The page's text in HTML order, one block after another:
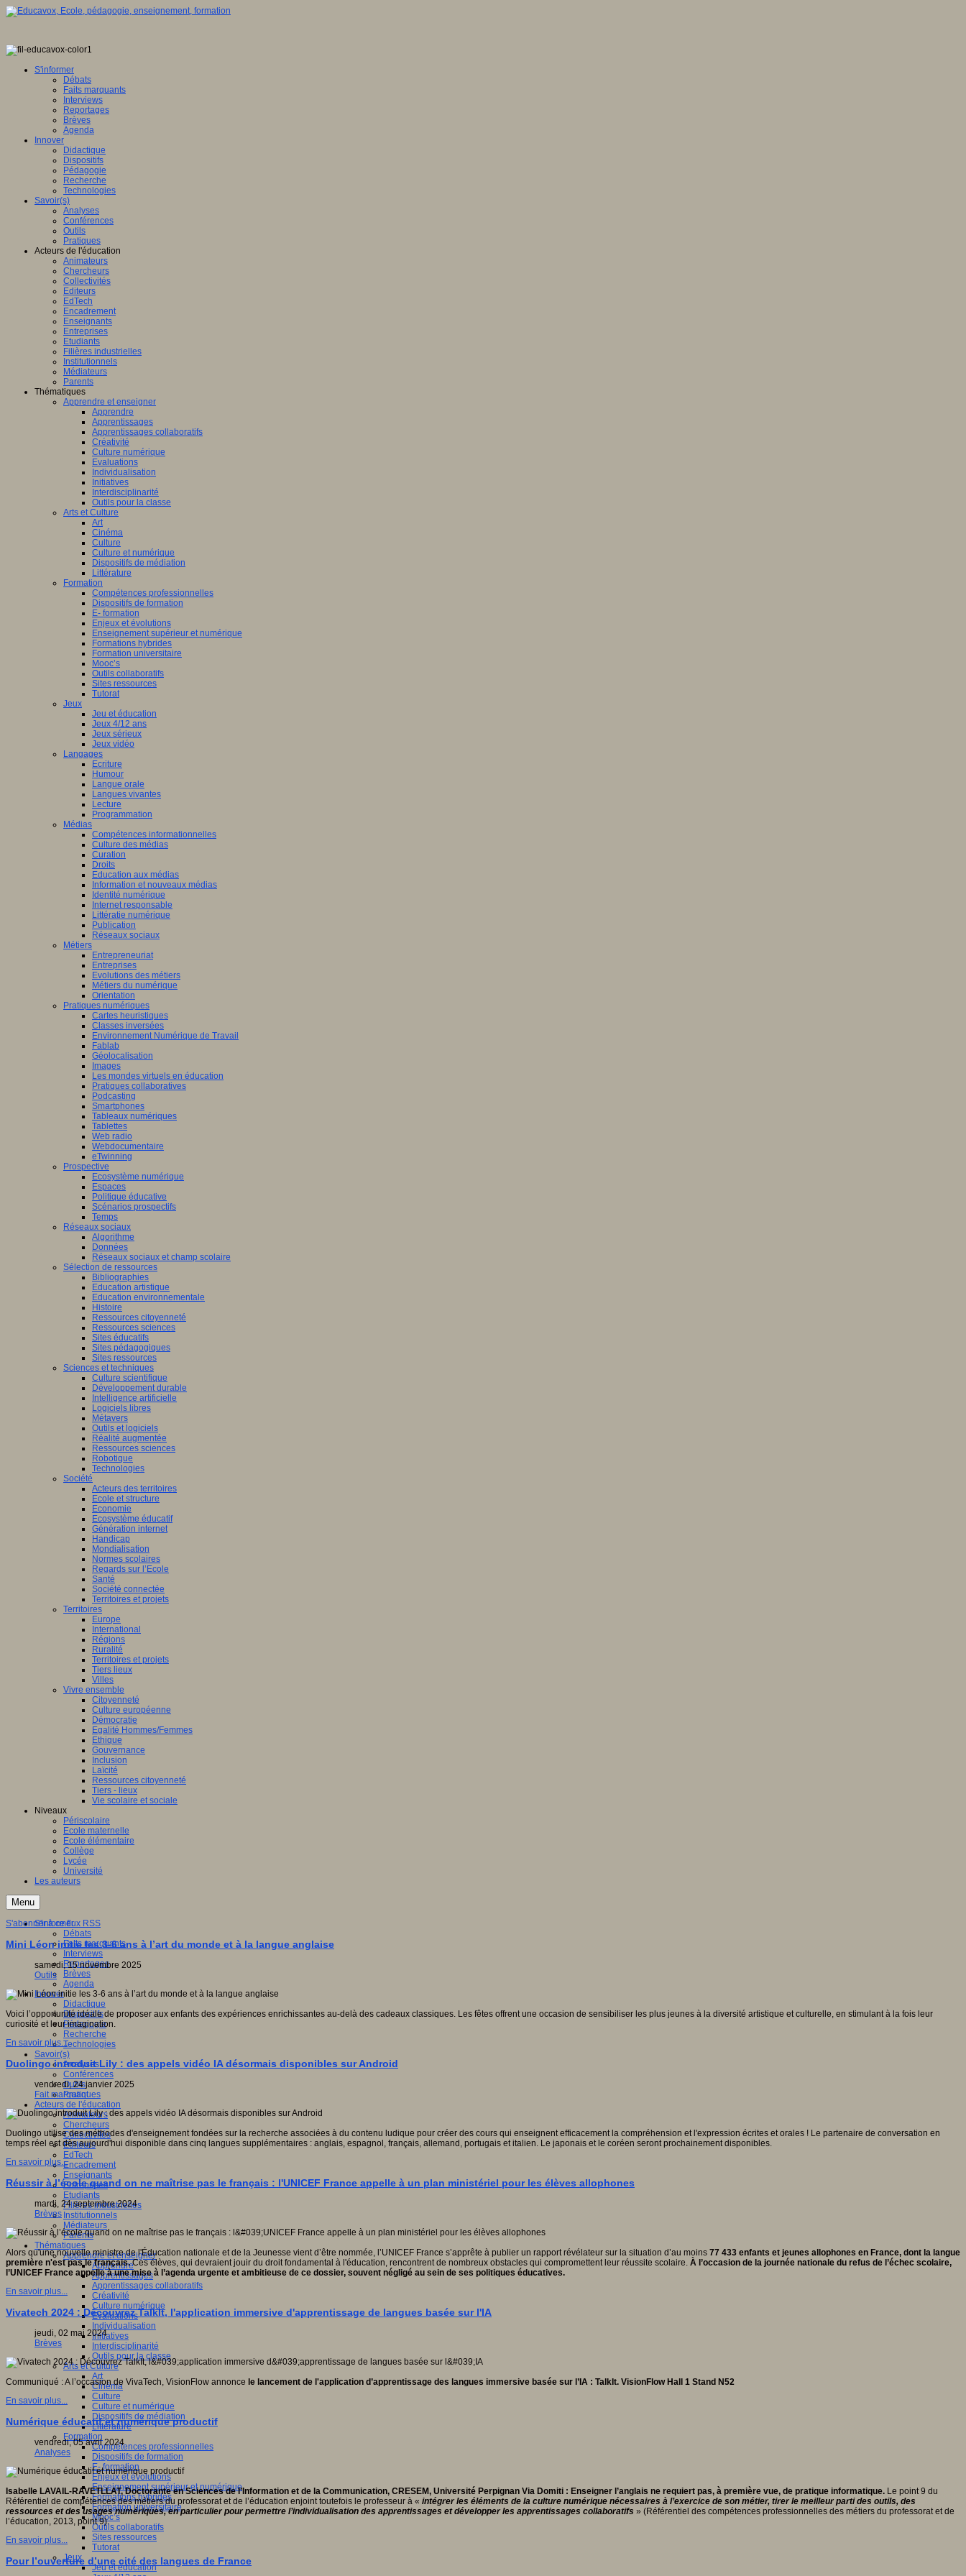
S'informer
Débats
Faits marquants
Interviews
Reportages
Brèves
Agenda
Innover
Didactique
Dispositifs
Pédagogie
Recherche
Technologies
Savoir(s)
Analyses
Conférences
Outils
Pratiques
Acteurs de l'éducation
Animateurs
Chercheurs
Collectivités
Editeurs
EdTech
Encadrement
Enseignants
Entreprises
Etudiants
Filières industrielles
Institutionnels
Médiateurs
Parents
Thématiques
Apprendre et enseigner
Apprendre
Apprentissages
Apprentissages collaboratifs
Créativité
Culture numérique
Evaluations
Individualisation
Initiatives
Interdisciplinarité
Outils pour la classe
Arts et Culture
Art
Cinéma
Culture
Culture et numérique
Dispositifs de médiation
Littérature
Formation
Compétences professionnelles
Dispositifs de formation
E- formation
Enjeux et évolutions
Enseignement supérieur et numérique
Formations hybrides
Formation universitaire
Mooc’s
Outils collaboratifs
Sites ressources
Tutorat
Jeux
Jeu et éducation
Jeux 4/12 ans
Jeux sérieux
Jeux vidéo
Langages
Ecriture
Humour
Langue orale
Langues vivantes
Lecture
Programmation
Médias
Compétences informationnelles
Culture des médias
Curation
Droits
Education aux médias
Information et nouveaux médias
Identité numérique
Internet responsable
Littératie numérique
Publication
Réseaux sociaux
Métiers
Entrepreneuriat
Entreprises
Evolutions des métiers
Métiers du numérique
Orientation
Pratiques numériques
Cartes heuristiques
Classes inversées
Environnement Numérique de Travail
Fablab
Géolocalisation
Images
Les mondes virtuels en éducation
Pratiques collaboratives
Podcasting
Smartphones
Tableaux numériques
Tablettes
Web radio
Webdocumentaire
eTwinning
Prospective
Ecosystème numérique
Espaces
Politique éducative
Scénarios prospectifs
Temps
Réseaux sociaux
Algorithme
Données
Réseaux sociaux et champ scolaire
Sélection de ressources
Bibliographies
Education artistique
Education environnementale
Histoire
Ressources citoyenneté
Ressources sciences
Sites éducatifs
Sites pédagogiques
Sites ressources
Sciences et techniques
Culture scientifique
Développement durable
Intelligence artificielle
Logiciels libres
Métavers
Outils et logiciels
Réalité augmentée
Ressources sciences
Robotique
Technologies
Société
Acteurs des territoires
Ecole et structure
Economie
Ecosystème éducatif
Génération internet
Handicap
Mondialisation
Normes scolaires
Regards sur l’Ecole
Santé
Société connectée
Territoires et projets
Territoires
Europe
International
Régions
Ruralité
Territoires et projets
Tiers lieux
Villes
Vivre ensemble
Citoyenneté
Culture européenne
Démocratie
Egalité Hommes/Femmes
Ethique
Gouvernance
Inclusion
Laïcité
Ressources citoyenneté
Tiers - lieux
Vie scolaire et sociale
Niveaux
Périscolaire
Ecole maternelle
Ecole élémentaire
Collège
Lycée
Université
Les auteurs
Menu
S'informer
Débats
Faits marquants
Interviews
Reportages
Brèves
Agenda
Innover
Didactique
Dispositifs
Pédagogie
Recherche
Technologies
Savoir(s)
Analyses
Conférences
Outils
Pratiques
Acteurs de l'éducation
Animateurs
Chercheurs
Collectivités
Editeurs
EdTech
Encadrement
Enseignants
Entreprises
Etudiants
Filières industrielles
Institutionnels
Médiateurs
Parents
Thématiques
Apprendre et enseigner
Apprendre
Apprentissages
Apprentissages collaboratifs
Créativité
Culture numérique
Evaluations
Individualisation
Initiatives
Interdisciplinarité
Outils pour la classe
Arts et Culture
Art
Cinéma
Culture
Culture et numérique
Dispositifs de médiation
Littérature
Formation
Compétences professionnelles
Dispositifs de formation
E- formation
Enjeux et évolutions
Enseignement supérieur et numérique
Formations hybrides
Formation universitaire
Mooc’s
Outils collaboratifs
Sites ressources
Tutorat
Jeux
Jeu et éducation
S'abonner à ce flux RSS
Mini Léon initie les 3-6 ans à l’art du monde et à la langue anglaise
samedi, 15 novembre 2025
Outils
Voici l’opportunité idéale de proposer aux enfants des expériences enrichissantes au-delà des cadeaux classiques. Les fêtes offrent une occasion de sensibiliser les plus jeunes à la diversité artistique et culturelle, en stimulant à la fois leur
curiosité et leur imagination.
En savoir plus...
Duolingo introduit Lily : des appels vidéo IA désormais disponibles sur Android
vendredi, 24 janvier 2025
Fait marquant
Duolingo utilise des méthodes d'enseignement fondées sur la recherche associées à du contenu ludique pour créer des cours qui enseignent efficacement la compréhension et l'expression écrites et orales ! Le partenaire de conversation en
temps réel est dès aujourd'hui disponible dans cinq langues supplémentaires : anglais, espagnol, français, allemand, portugais et italien. Le japonais et le coréen seront prochainement disponibles.
En savoir plus...
Réussir à l’école quand on ne maîtrise pas le français : l'UNICEF France appelle à un plan ministériel pour les élèves allophones
mardi, 24 septembre 2024
Brèves
Alors qu'une nouvelle ministre de l'Éducation nationale et de la Jeunesse vient d’être nommée, l’UNICEF France s’apprête à publier un rapport révélateur sur la situation d’au moins 77 433 enfants et jeunes allophones en France, dont la langue
première n'est pas le français.Ces élèves, qui devraient jouir du droit fondamental à l'éducation, rencontrent de nombreux obstacles qui compromettent leur réussite scolaire. À l’occasion de la journée nationale du refus de l’échec scolaire,
l’UNICEF France appelle à une mise à l’agenda urgente et ambitieuse de ce dossier, souvent négligé au sein de ses politiques éducatives.
En savoir plus...
Vivatech 2024 : Découvrez TalkIt, l'application immersive d'apprentissage de langues basée sur l'IA
jeudi, 02 mai 2024
Brèves
Communiqué : A l’occasion de VivaTech, VisionFlow annonce le lancement de l'application d’apprentissage des langues immersive basée sur l’IA : TalkIt. VisionFlow Hall 1 Stand N52
En savoir plus...
Numérique éducatif et numérique productif
vendredi, 05 avril 2024
Analyses
Isabelle LAVAIL-RAVETLLAT, Doctorante en Sciences de l’Information et de la Communication, CRESEM, Université Perpignan Via Domiti : Enseigner l’anglais ne requiert pas, à première vue, de pratique informatique. Le point 9 du
Référentiel de compétences des métiers du professorat et de l’éducation enjoint toutefois le professeur à « intégrer les éléments de la culture numérique nécessaires à l’exercice de son métier, tirer le meilleur parti des outils, des
ressources et des usages numériques, en particulier pour permettre l’individualisation des apprentissages et développer les apprentissages collaboratifs » (Référentiel des compétences professionnelles des métiers du professorat et de
l’éducation, 2013, point 9).
En savoir plus...
Pour l’ouverture d’une cité des langues de France